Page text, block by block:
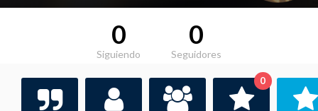
0
Siguiendo
0
Seguidores
0